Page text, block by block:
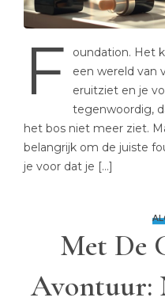
F
oundation. Het
een wereld van
eruitziet en je
tegenwoordig,
het bos niet meer ziet.
belangrijk om de juiste
je voor dat je […]
Met De
Avontuur: